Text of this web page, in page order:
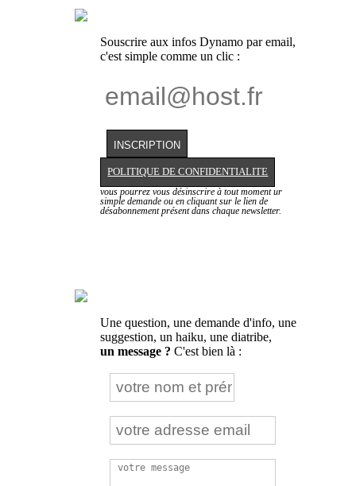
Souscrire aux infos Dynamo par email,
c'est simple comme un clic :
POLITIQUE DE CONFIDENTIALITE
vous pourrez vous désinscrire à tout moment ur
simple demande ou en cliquant sur le lien de
désabonnement présent dans chaque newsletter.
Une question, une demande d'info, une
suggestion, un haiku, une diatribe,
un message ? C'est bien là :